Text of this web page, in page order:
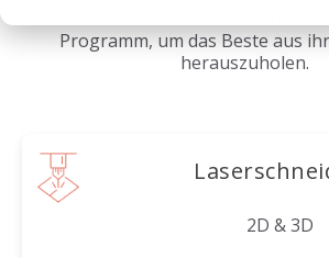
Fein selektiertes
Programm, um das Beste aus
herauszuholen.
2D & 3D